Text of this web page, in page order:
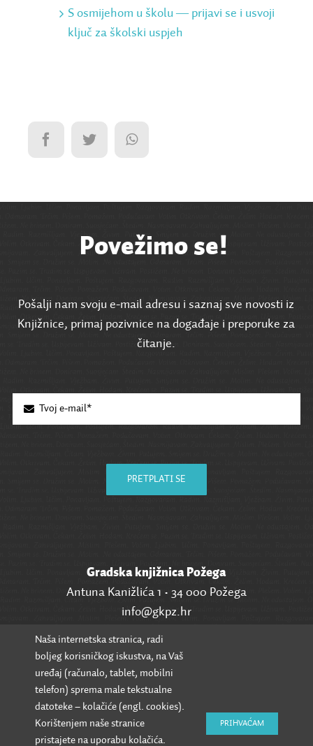
S osmijehom u školu ― prijavi se i usvoji
ključ za školski uspjeh
Povežimo se!
Pošalji nam svoju e-mail adresu i saznaj sve novosti iz
Knjižnice, primaj pozivnice na događaje i preporuke za
čitanje.
PRETPLATI SE
Gradska knjižnica Požega
Antuna Kanižlića 1 • 34 000 Požega
info@gkpz.hr
SVI KONTAKTI
Naša internetska stranica, radi
boljeg korisničkog iskustva, na Vaš
uređaj (računalo, tablet, mobilni
telefon) sprema male tekstualne
datoteke – kolačiće (engl. cookies).
Korištenjem naše stranice
pristajete na uporabu kolačića.
PRIHVAĆAM